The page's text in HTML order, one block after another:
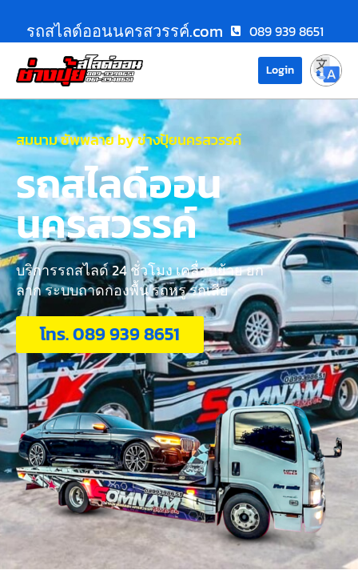
รถสไลด์ออนนครสวรรค์.com 089 939 8651
Login
สมนาม ซัพพลาย by ช่างปุ้ยนครสวรรค์
รถสไลด์ออน
นครสวรรค์
บริการรถสไลด์ 24 ชั่วโมง เคลื่อนย้าย ยก
ลาก ระบบถาดกองพื้น รถหรู รถเสีย
โทร. 089 939 8651